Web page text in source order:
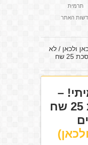
תרמית
האתר
ולכאן /לא
יאומן! זה אמיתי! – חצי דקה וחסכת 25 שח
–
חצי דקה וחסכת 25 שח